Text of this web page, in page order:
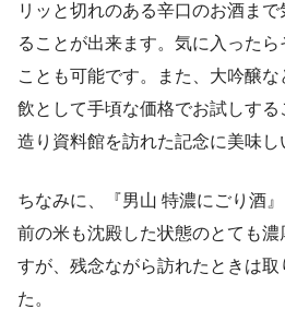
リッと切れのある辛口のお酒ま
ることが出来ます。気に入った
ことも可能です。また、大吟醸
飲として手頃な価格でお試しす
造り資料館を訪れた記念に美味し
ちなみに、『男山 特濃にごり酒
前の米も沈殿した状態のとても
すが、残念ながら訪れたときは
た。